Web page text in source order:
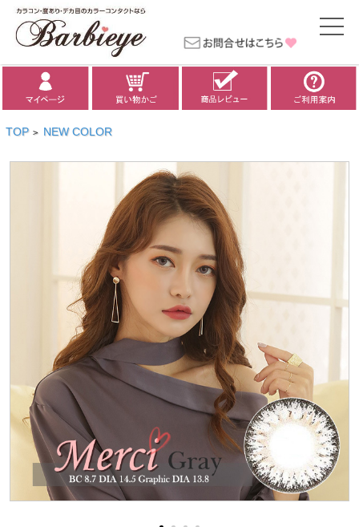
TOP > NEW COLOR